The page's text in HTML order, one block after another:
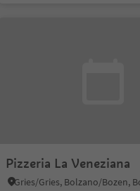
Pizzeria La Veneziana